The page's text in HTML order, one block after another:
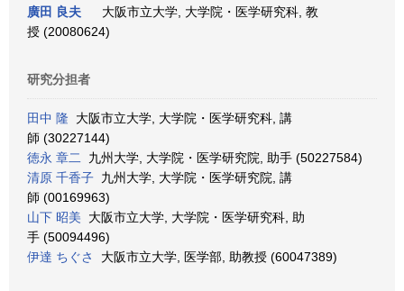
廣田 良夫
大阪市立大学, 大学院・医学研究科, 教
授 (20080624)
研究分担者
田中 隆 大阪市立大学, 大学院・医学研究科, 講
師 (30227144)
徳永 章二
九州大学, 大学院・医学研究院, 助手 (50227584)
清原 千香子 九州大学, 大学院・医学研究院, 講
師 (00169963)
山下 昭美 大阪市立大学, 大学院・医学研究科, 助
手 (50094496)
伊達 ちぐさ
大阪市立大学, 医学部, 助教授 (60047389)